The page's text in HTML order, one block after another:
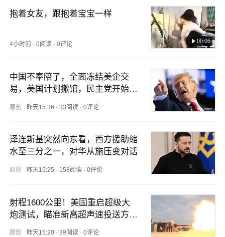
抱着女友，跟抱着宝宝一样
00:06
4小时前 ·0阅读 ·0评论
中国不奉陪了，全面冻结美企交
易，美国计划撤馆，民主党开始甩
原创 昨天15:36 · 33阅读· 0评论
泽连斯基突然向东看，西方援助缩
水至三分之一，对华从施压变对话
原创 昨天15:25 · 158阅读· 0评论
射程1600公里！美国重启超级大
炮测试，瞄准新高超声速投送方
原创 昨天15:20· 39阅读· 0评论